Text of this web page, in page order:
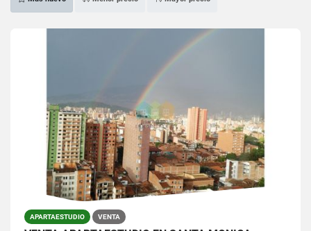
APARTAESTUDIO VENTA